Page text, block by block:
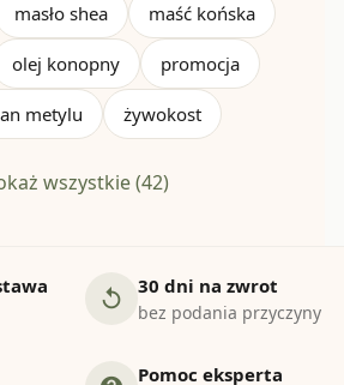
masło shea maść końska
olej konopny promocja
metylu żywokost
wszystkie (42)
replay 30 dni na zwrot
bez podania przyczyny
Pomoc eksperta